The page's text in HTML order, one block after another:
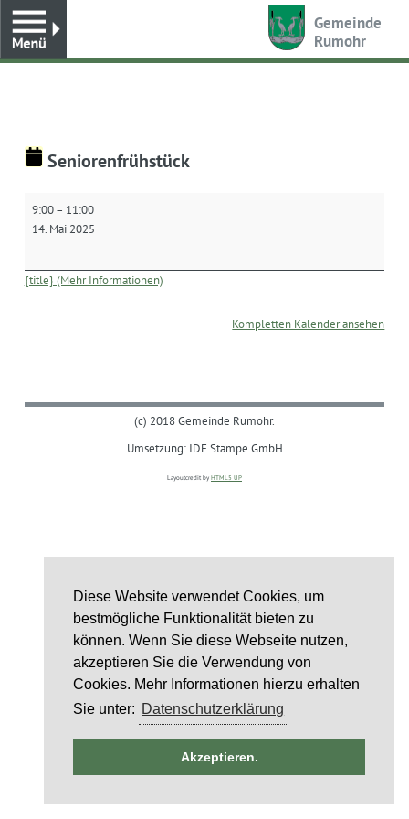
Diese Website verwendet Cookies, um
bestmögliche Funktionalität bieten zu
können. Wenn Sie diese Webseite nutzen,
akzeptieren Sie die Verwendung von
Cookies. Mehr Informationen hierzu erhalten
Sie unter: Datenschutzerklärung
Akzeptieren.
Gemeinde
Rumohr
Seniorenfrühstück
9:00– 11:00
14. Mai 2025
{title} (Mehr Informationen)
Kompletten Kalender ansehen
(c) 2018 Gemeinde Rumohr.
Umsetzung: IDE Stampe GmbH
Layoutcredit by HTML5 UP